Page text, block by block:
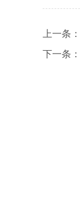
上一条：
下一条：